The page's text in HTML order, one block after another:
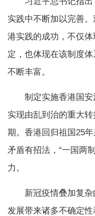
实践中不断加以完善
港实践的成功，不仅
定，也体现在该制度
不断丰富。
制定实施香港国安
实现由乱到治的重大
期。香港回归祖国25
矛盾有招法，“一国两
力。
新冠疫情叠加复杂
发展带来诸多不确定性